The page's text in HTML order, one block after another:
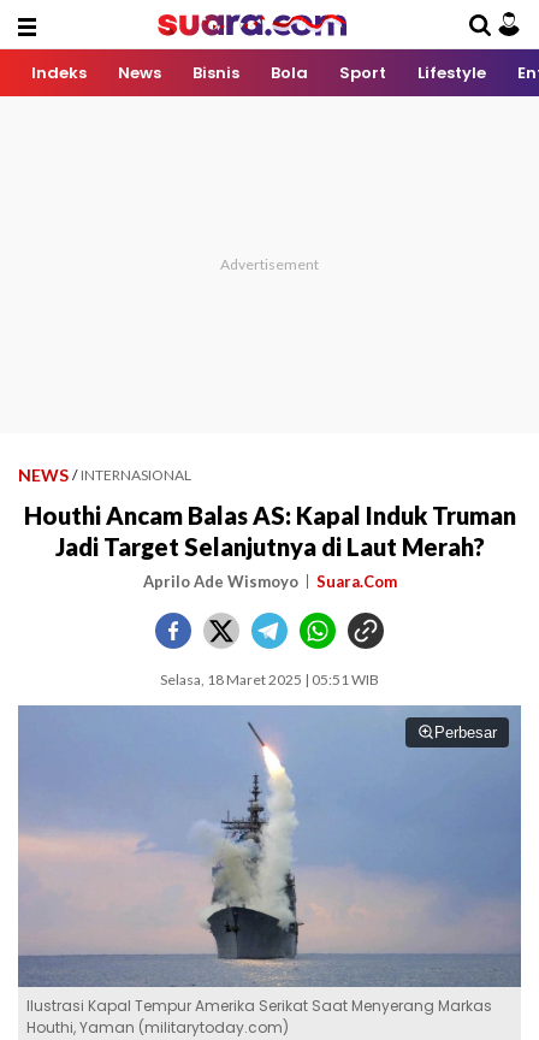
Indeks News Bisnis Bola Sport Lifestyle
NEWS / INTERNASIONAL
Houthi Ancam Balas AS: Kapal Induk Truman
Jadi Target Selanjutnya di Laut Merah?
Aprilo Ade Wismoyo Suara.Com
Selasa, 18 Maret 2025 | 05:51 WIB
Perbesar
Ilustrasi Kapal Tempur Amerika Serikat Saat Menyerang Markas
Houthi, Yaman (militarytoday.com)